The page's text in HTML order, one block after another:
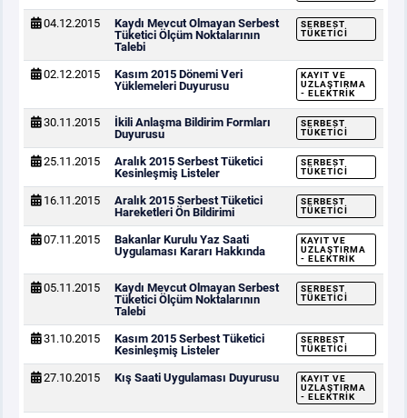
04.12.2015
Kaydı Mevcut Olmayan Serbest
Tüketici Ölçüm Noktalarının
Talebi
SERBEST
TÜKETICI
02.12.2015
Kasım 2015 Dönemi Veri
Yüklemeleri Duyurusu
KAYIT VE
UZLAŞTIRMA
- ELEKTRIK
30.11.2015
İkili Anlaşma Bildirim Formları
Duyurusu
SERBEST
TÜKETICI
25.11.2015
Aralık 2015 Serbest Tüketici
Kesinleşmiş Listeler
SERBEST
TÜKETICI
16.11.2015
Aralık 2015 Serbest Tüketici
Hareketleri Ön Bildirimi
SERBEST
TÜKETICI
07.11.2015
Bakanlar Kurulu Yaz Saati
Uygulaması Kararı Hakkında
KAYIT VE
UZLAŞTIRMA
- ELEKTRIK
05.11.2015
Kaydı Mevcut Olmayan Serbest
Tüketici Ölçüm Noktalarının
Talebi
SERBEST
TÜKETICI
31.10.2015
Kasım 2015 Serbest Tüketici
Kesinleşmiş Listeler
SERBEST
TÜKETICI
27.10.2015 Kış Saati Uygulaması Duyurusu
KAYIT VE
UZLAŞTIRMA
- ELEKTRIK